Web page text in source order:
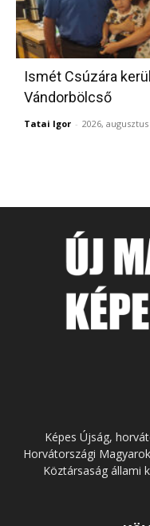
Ismét Csúzára
Vándorbölcső
Tatai Igor - 2026, augusztus
Képes Újság,
Horvátországi
Köztársaság állami